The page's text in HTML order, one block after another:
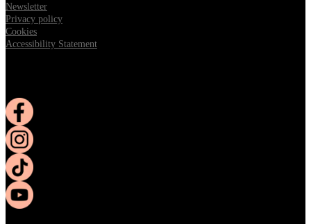
Newsletter
Privacy policy
Cookies
Accessibility Statement
Opens in new tab
Opens in new tab
Opens in new tab
Opens in new tab